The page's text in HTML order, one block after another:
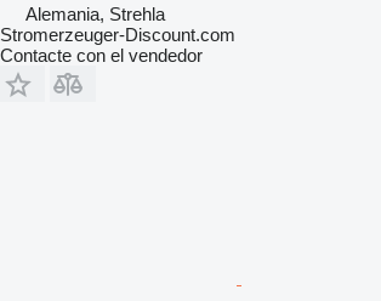
Alemania, Strehla
Stromerzeuger-Discount.com
Contacte con el vendedor